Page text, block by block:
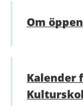
Om
Kalender